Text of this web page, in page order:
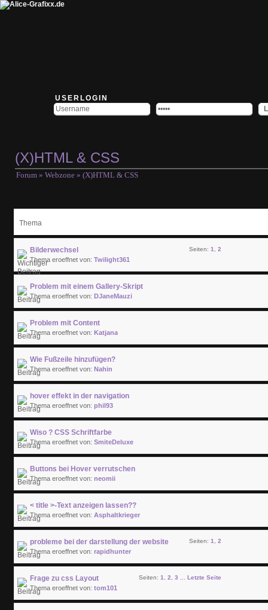
USERLOGIN
(X)HTML & CSS
Forum » Webzone » (X)HTML & CSS
Thema
Seiten: 1 2
Bilderwechsel
Thema eroeffnet von: Twilight361
Problem mit einem Gallery-Skript
Thema eroeffnet von: DJaneMauzi
Problem mit Content
Thema eroeffnet von: Katjana
Wie Fußzeile hinzufügen?
Thema eroeffnet von: Nahin
hover effekt in der navigation
Thema eroeffnet von: phil93
Wiso ? CSS Schriftfarbe
Thema eroeffnet von: SmiteDeluxe
Buttons bei Hover verrutschen
Thema eroeffnet von: neomii
< title >-Text anzeigen lassen??
Thema eroeffnet von: Asphaltkrieger
Seiten: 1 2
probleme bei der darstellung der website
Thema eroeffnet von: rapidhunter
Seiten: 1 2 3 Letzte Seite
Frage zu css Layout
Thema eroeffnet von: tom101